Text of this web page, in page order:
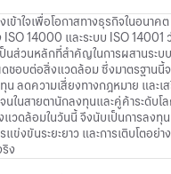
ข้าใจเพื่อโอกาสทางธุรกิจในอนาคต
ISO 14000 และระบบ ISO 14001
นส่วนหลักที่สำคัญในการผสานระบ
ชอบต่อสิ่งแวดล้อม ซึ่งมาตรฐานนี้จ
น ลดความเสี่ยงทางกฎหมาย และเ
ในสายตานักลงทุนและคู่ค้าระดับโ
แวดล้อมในวันนี้ จึงนับเป็นการลงทุ
แข่งขันระยะยาว และการเติบโตอย่
ง